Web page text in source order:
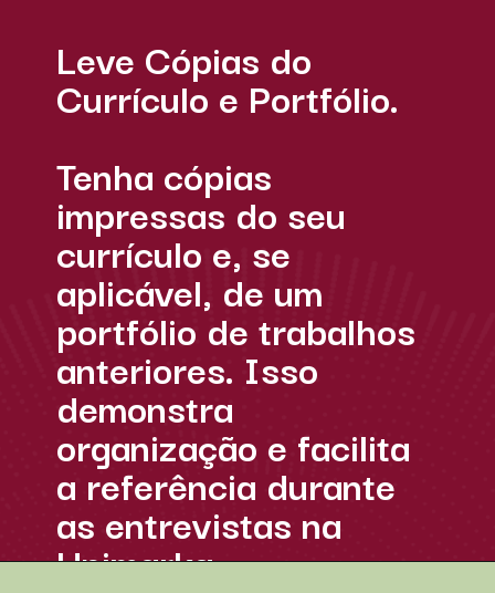
Leve Cópias do
Currículo e Portfólio.
Tenha cópias
impressas do seu
currículo e, se
aplicável, de um
portfólio de trabalhos
anteriores. Isso
demonstra
organização e facilita
a referência durante
as entrevistas na
Unimarka.